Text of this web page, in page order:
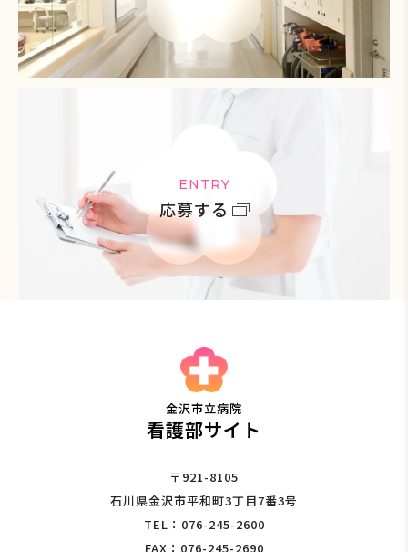
ENTRY
応募する
金沢市立病院
看護部サイト
〒921-8105
石川県金沢市平和町3丁目7番3号
TEL：076-245-2600
FAX：076-245-2690